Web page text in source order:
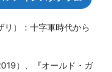
リ）：十字軍時代から
）、『オールド・ガ